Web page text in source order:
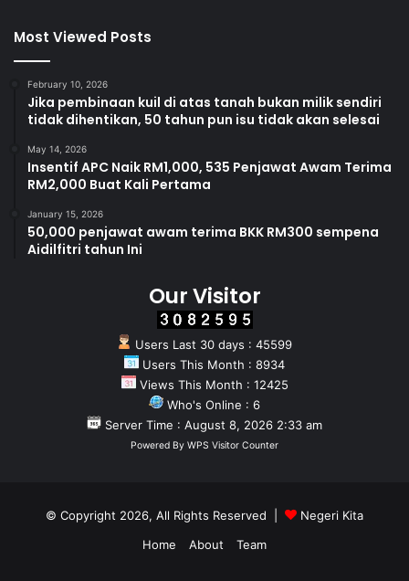
Most Viewed Posts
February 10, 2026
Jika pembinaan kuil di atas tanah bukan milik sendiri
tidak dihentikan, 50 tahun pun isu tidak akan selesai
May 14, 2026
Insentif APC Naik RM1,000, 535 Penjawat Awam Terima
RM2,000 Buat Kali Pertama
January 15, 2026
50,000 penjawat awam terima BKK RM300 sempena
Aidilfitri tahun Ini
Our Visitor
Users Last 30 days : 45599
Users This Month : 8934
Views This Month : 12425
Who's Online : 6
Server Time : August 8, 2026 2:33 am
Powered By WPS Visitor Counter
© Copyright 2026, All Rights Reserved |
Negeri Kita
Home
About Team